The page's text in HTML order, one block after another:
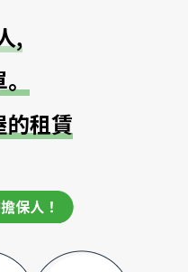
,
。
的租賃